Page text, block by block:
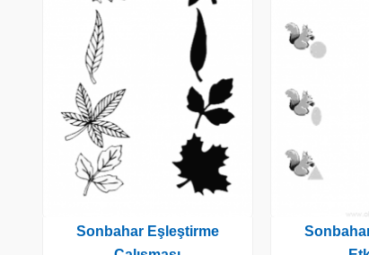
Sonbahar Eşleştirme